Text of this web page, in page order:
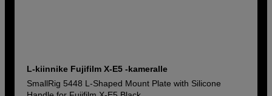
L-kiinnike Fujifilm X-E5 -kameralle
SmallRig 5448 L-Shaped Mount Plate with Silicone